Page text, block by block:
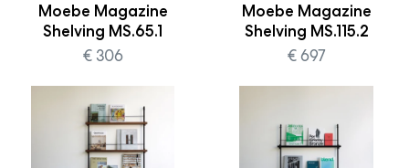
Moebe Magazine
Shelving MS.65.1
€ 306
Moebe Magazine
Shelving MS.115.2
€ 697